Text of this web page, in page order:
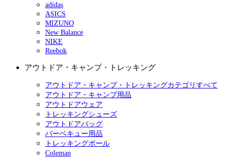
adidas
ASICS
MIZUNO
New Balance
NIKE
Reebok
アウトドア・キャンプ・トレッキング
アウトドア・キャンプ・トレッキングカテゴリすべて
アウトドア・キャンプ用品
アウトドアウェア
トレッキングシューズ
アウトドアバッグ
バーベキュー用品
トレッキングポール
Coleman